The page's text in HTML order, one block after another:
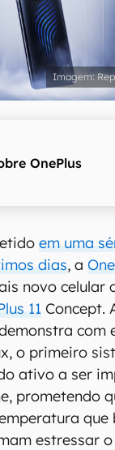
OnePlus
em uma
dias, a
novo celular
11 Concept.
com
o primeiro
ativo a ser
prometendo
que
estressar